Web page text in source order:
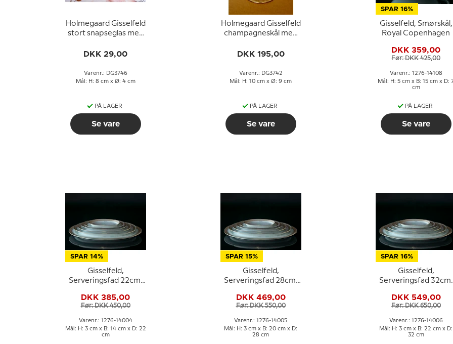
Holmegaard Gisselfeld
stort snapseglas med
DKK 29,00
Varenr.: DG3746
Mål: H: 8 cm x Ø: 4 cm
PÅ LAGER
Se vare
Holmegaard Gisselfeld
champagneskål med
DKK 195,00
Varenr.: DG3742
Mål: H: 10 cm x Ø: 9 cm
PÅ LAGER
Se vare
SPAR 16%
Gisselfeld, Smørskål,
Royal Copenhagen
DKK 359,00
Før: DKK 425,00
Varenr.: 1276-14108
Mål: H: 5 cm x B: 15 cm x D:
cm
PÅ LAGER
Se vare
SPAR 14%
Gisselfeld,
Serveringsfad 22cm,
DKK 385,00
Før: DKK 450,00
Varenr.: 1276-14004
Mål: H: 3 cm x B: 14 cm x D: 22
cm
SPAR 15%
Gisselfeld,
Serveringsfad 28cm,
DKK 469,00
Før: DKK 550,00
Varenr.: 1276-14005
Mål: H: 3 cm x B: 20 cm x D:
28 cm
SPAR 16%
Gisselfeld,
Serveringsfad 32cm,
DKK 549,00
Før: DKK 650,00
Varenr.: 1276-14006
Mål: H: 3 cm x B: 22 cm x D:
32 cm